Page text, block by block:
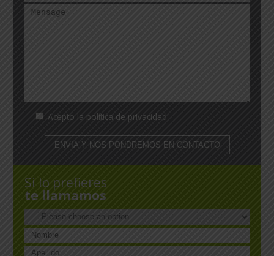
Acepto la política de privacidad
Si lo prefieres
te llamamos